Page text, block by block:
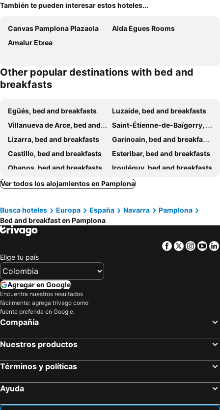
También te pueden interesar estos hoteles...
Canvas Pamplona Plazaola
Alda Egues Rooms
Amalur Etxea
Other popular destinations with bed and
breakfasts
Egüés, bed and breakfasts
Luzaide, bed and breakfasts
Villanueva de Arce, bed and breakfasts
Saint-Étienne-de-Baïgorry, bed and breakfasts
Lizarra, bed and breakfasts
Garinoain, bed and breakfasts
Castillo, bed and breakfasts
Esteribar, bed and breakfasts
Obanos, bed and breakfasts
Irouléguy, bed and breakfasts
Gares, bed and breakfasts
Olite, bed and breakfasts
Altsasu, bed and breakfasts
Ver todos los alojamientos en Pamplona
Busca hoteles Europa España Navarra
Pamplona
Bed and breakfast en Pamplona
Facebook
Twitter
Elige tu país
Agregar en Google
Encuentra nuestros resultados
fácilmente: agrega trivago como
fuente preferida en Google.
Compañía
Nuestros productos
Términos y políticas
Ayuda